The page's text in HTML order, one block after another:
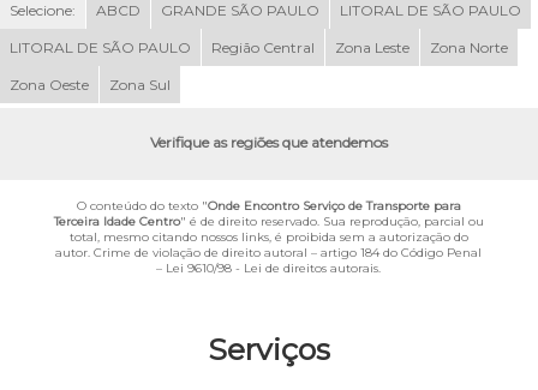
Serviços
Selecione: ABCD GRANDE SÃO PAULO LITORAL DE SÃO PAULO
LITORAL DE SÃO PAULO Região Central Zona Leste Zona Norte
Zona Oeste Zona Sul
Verifique as regiões que atendemos
O conteúdo do texto "Onde Encontro Serviço de Transporte para
Terceira Idade Centro" é de direito reservado. Sua reprodução, parcial ou
total, mesmo citando nossos links, é proibida sem a autorização do
autor. Crime de violação de direito autoral – artigo 184 do Código Penal
– Lei 9610/98 - Lei de direitos autorais.